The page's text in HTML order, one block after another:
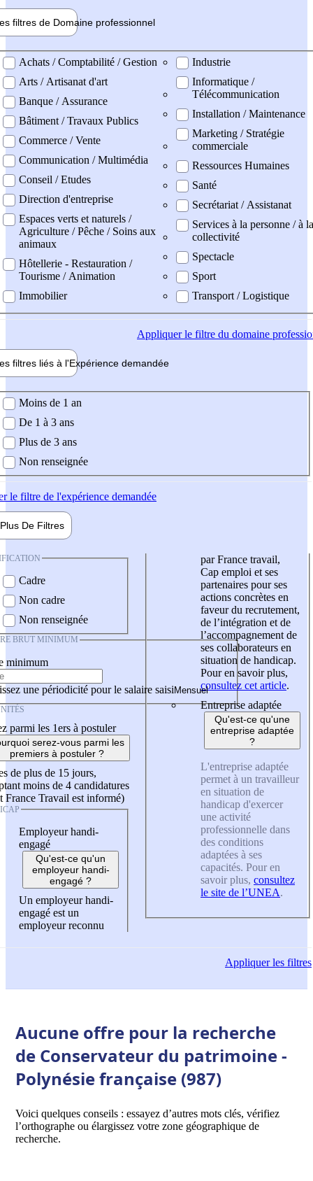
filtres de Domaine professionnel
professionel
Achats / Comptabilité / Gestion
Arts / Artisanat d'art
Banque / Assurance
Bâtiment / Travaux Publics
Commerce / Vente
Communication / Multimédia
Conseil / Etudes
Direction d'entreprise
Espaces verts et naturels /
Agriculture / Pêche / Soins aux
animaux
Hôtellerie - Restauration /
Tourisme / Animation
Immobilier
Industrie
Informatique /
Télécommunication
Installation / Maintenance
Marketing / Stratégie
commerciale
Ressources Humaines
Santé
Secrétariat / Assistanat
Services à la personne / à la
collectivité
Spectacle
Sport
Transport / Logistique
Appliquerle filtre du domaine
filtres liés à l'Expérience demandée
demandée
Moins de 1 an
De 1 à 3 ans
Plus de 3 ans
Non renseignée
le filtre de l'expérience demandée
Plus De Filtres
Cadre
Non cadre
Non renseignée
BRUT MINIMUM
minimum
une périodicité pour le salaire saisi
parmi les 1ers à postuler
serez-vous parmi les
premiers à postuler ?
de plus de 15 jours,
moins de 4 candidatures
France Travail est informé)
Employeur handi-
engagé
Qu'est-ce qu'un
employeur handi-
engagé ?
Un employeur handi-
engagé est un
employeur reconnu
par France travail,
Cap emploi et ses
partenaires pour ses
actions concrètes en
faveur du recrutement,
de l’intégration et de
l’accompagnement de
ses collaborateurs en
situation de handicap.
Pour en savoir plus,
consultez cet article.
Entreprise adaptée
Qu'est-ce qu'une
entreprise adaptée
?
L'entreprise adaptée
permet à un travailleur
en situation de
handicap d'exercer
une activité
professionnelle dans
des conditions
adaptées à ses
capacités. Pour en
savoir plus, consultez
le site de l’UNEA.
Appliquerles filtres
Aucune offre pour la recherche
de Conservateur du patrimoine -
Polynésie française (987)
Voici quelques conseils : essayez d’autres mots clés, vérifiez
l’orthographe ou élargissez votre zone géographique de
recherche.